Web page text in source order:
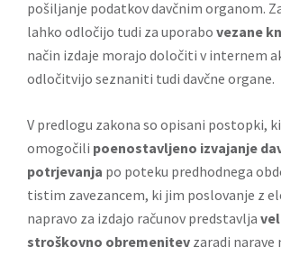
pošiljanje podatkov davčnim organom.
lahko odločijo tudi za uporabo vezane
način izdaje morajo določiti v internem
odločitvijo seznaniti tudi davčne organe.
V predlogu zakona so opisani postopki,
omogočili poenostavljeno izvajanje
potrjevanja po poteku predhodnega
tistim zavezancem, ki jim poslovanje z
napravo za izdajo računov predstavlja
stroškovno obremenitev zaradi narave